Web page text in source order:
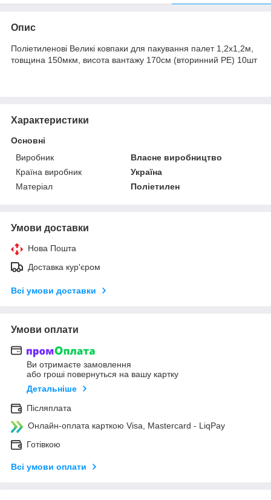
Опис
Поліетиленові Великі ковпаки для пакування палет 1,2х1,2м,
товщина 150мкм, висота вантажу 170см (вторинний PE) 10шт
Характеристики
Основні
Виробник
Власне виробництво
Країна виробник
Україна
Матеріал
Поліетилен
Умови доставки
Нова Пошта
Доставка кур'єром
Всі умови доставки
Умови оплати
Ви отримаєте замовлення
або гроші повернуться на вашу картку
Детальніше
Післяплата
Онлайн-оплата карткою Visa, Mastercard - LiqPay
Готівкою
Всі умови оплати